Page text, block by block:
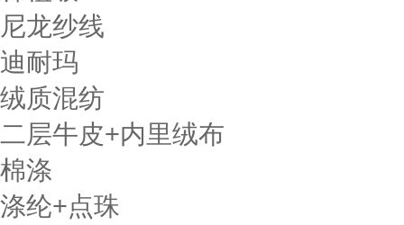
尼龙纱线
迪耐玛
绒质混纺
二层牛皮+内里绒布
棉涤
涤纶+点珠